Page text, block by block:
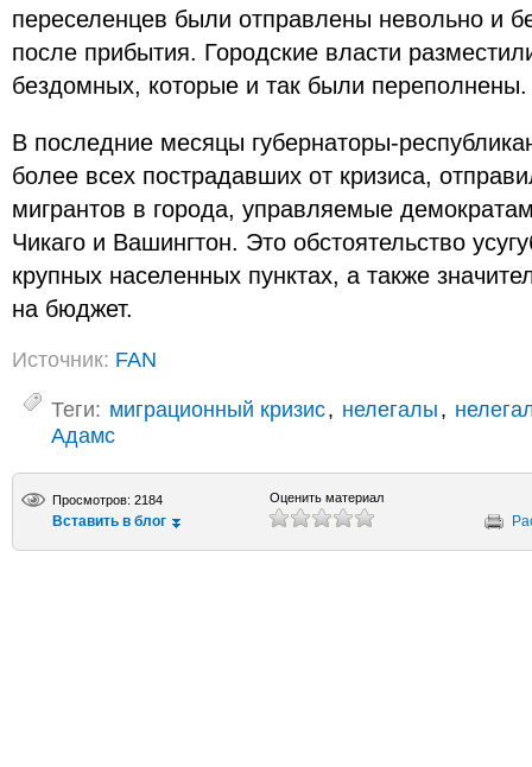
переселенцев были отправлены невольно и
после прибытия. Городские власти
бездомных, которые и так были переполнены.
В последние месяцы губернаторы-
более всех пострадавших от кризиса,
мигрантов в города, управляемые
Чикаго и Вашингтон. Это обстоятельство
крупных населенных пунктах, а также
на бюджет.
Источник: FAN
Теги: миграционный кризис, нелегалы,
Адамс
Просмотров: 2184
Вставить в блог
Оценить материал